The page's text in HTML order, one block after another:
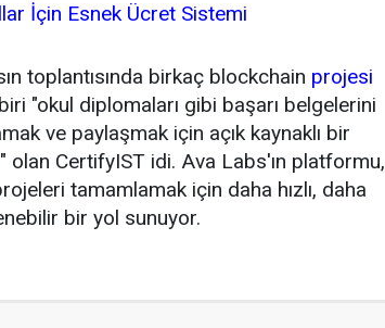
İçin Esnek Ücret Sistemi
toplantısında birkaç blockchain projesi
"okul diplomaları gibi başarı belgelerini
ve paylaşmak için açık kaynaklı bir
olan CertifyIST idi. Ava Labs'ın platformu,
tamamlamak için daha hızlı, daha
bir yol sunuyor.